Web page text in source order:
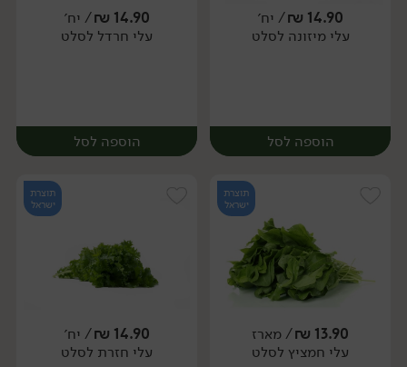
יח׳ יח׳
14.90
₪/ יח׳
עלי מיזונה לסלט
הוספה לסל
יח׳
14.90
₪/ יח׳
עלי חרדל לסלט
הוספה לסל
יח׳
תוצרת
ישראל
13.90
₪/ מארז
עלי חמציץ לסלט
תוצרת
ישראל
14.90
₪/ יח׳
עלי חזרת לסלט